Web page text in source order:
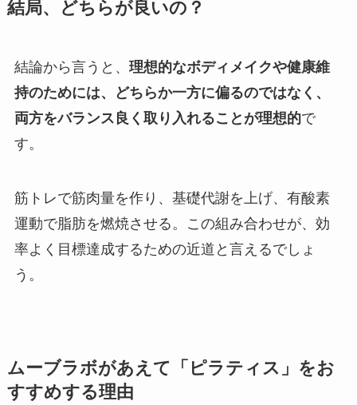
結局、どちらが良いの？
結論から言うと、 理想的なボディメイクや健康維
持のためには、どちらか一方に偏るのではなく、
両方をバランス良く取り入れることが理想的で
す。
筋トレで筋肉量を作り、基礎代謝を上げ、有酸素
運動で脂肪を燃焼させる。この組み合わせが、効
率よく目標達成するための近道と言えるでしょ
う。
ムーブラボがあえて「ピラティス」をお
すすめする理由